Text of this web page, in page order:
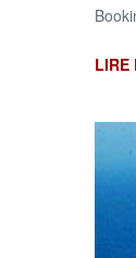
LIRE